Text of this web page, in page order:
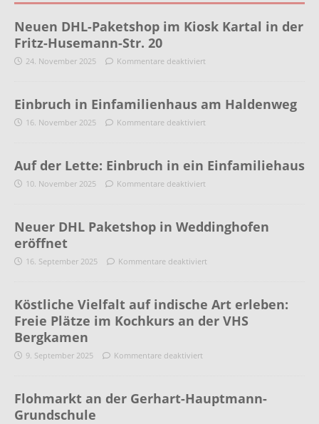
Neuen DHL-Paketshop im Kiosk Kartal in der
Fritz-Husemann-Str. 20
24. November 2025 Kommentare deaktiviert
Einbruch in Einfamilienhaus am Haldenweg
16. November 2025 Kommentare deaktiviert
Auf der Lette: Einbruch in ein Einfamiliehaus
10. November 2025 Kommentare deaktiviert
Neuer DHL Paketshop in Weddinghofen
eröffnet
16. September 2025 Kommentare deaktiviert
Köstliche Vielfalt auf indische Art erleben:
Freie Plätze im Kochkurs an der VHS
Bergkamen
9. September 2025 Kommentare deaktiviert
Flohmarkt an der Gerhart-Hauptmann-
Grundschule